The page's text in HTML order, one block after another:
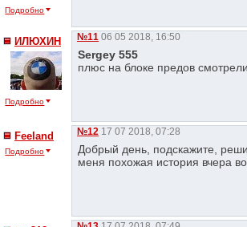
Подробно
ИЛЮХИН
Подробно
№11 06 05 2018, 16:50
Sergey 555
плюс на блоке предов
Feeland
Подробно
№12 17 07 2018, 07:28
Добрый день, подскажите,
меня похожая история вчера